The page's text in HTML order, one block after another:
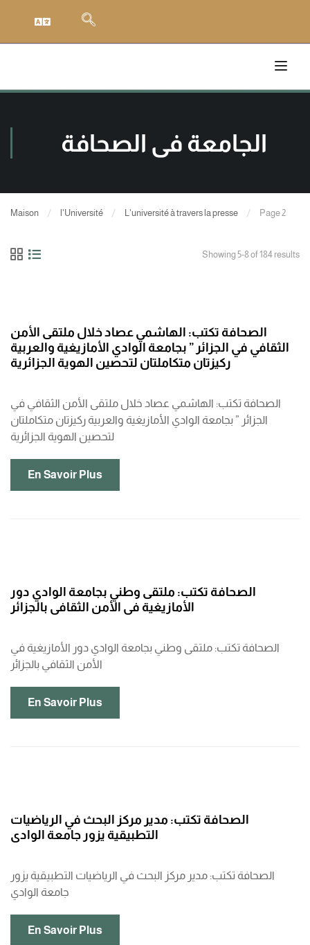
الجامعة في الصحافة
Maison l'Université L'université à travers la presse Page 2
Showing 5-8 of 184 results
الصحافة تكتب: الهاشمي عصاد خلال ملتقى الأمن
الثقافي في الجزائر ” بجامعة الوادي الأمازيغية والعربية
ركيزتان متكاملتان لتحصين الهوية الجزائرية
الصحافة تكتب: الهاشمي عصاد خلال ملتقى الأمن الثقافي في
الجزائر ” بجامعة الوادي الأمازيغية والعربية ركيزتان متكاملتان
لتحصين الهوية الجزائرية
En Savoir Plus
الصحافة تكتب: ملتقى وطني بجامعة الوادي دور
الأمازيغية في الأمن الثقافي بالجزائر
الصحافة تكتب: ملتقى وطني بجامعة الوادي دور الأمازيغية في
الأمن الثقافي بالجزائر
En Savoir Plus
الصحافة تكتب: مدير مركز البحث في الرياضيات
التطبيقية يزور جامعة الوادي
الصحافة تكتب: مدير مركز البحث في الرياضيات التطبيقية يزور
En Savoir Plus